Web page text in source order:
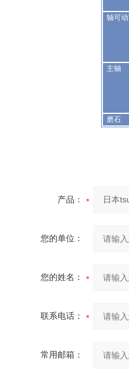
轴可
主轴
磨石
产品：
您的单位：
您的姓名：
联系电话：
常用邮箱：